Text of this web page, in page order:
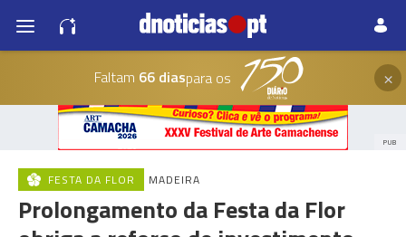
Faltam 66 diaspara os ×
PUB
FESTA DA FLOR MADEIRA
Prolongamento da Festa da Flor